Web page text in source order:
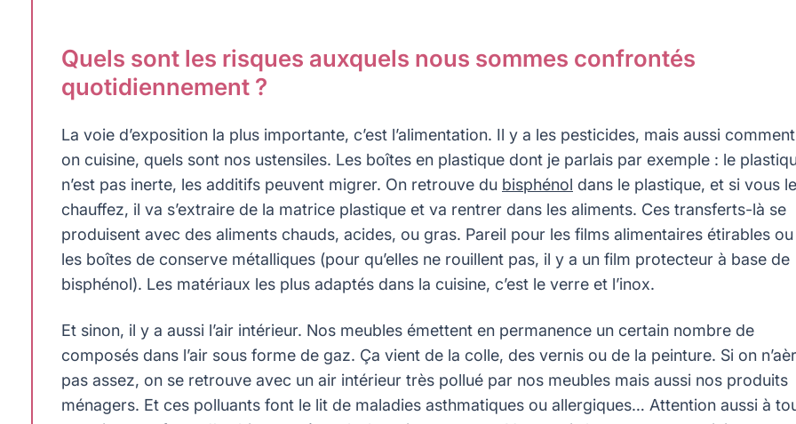
Quels sont les risques auxquels nous sommes confrontés
quotidiennement ?
La voie d’exposition la plus importante, c’est l’alimentation. Il y a les pesticides, mais aussi comment
on cuisine, quels sont nos ustensiles. Les boîtes en plastique dont je parlais par exemple : le
n’est pas inerte, les additifs peuvent migrer. On retrouve du bisphénol dans le plastique, et si vous le
chauffez, il va s’extraire de la matrice plastique et va rentrer dans les aliments. Ces transferts-là se
produisent avec des aliments chauds, acides, ou gras. Pareil pour les films alimentaires étirables ou
les boîtes de conserve métalliques (pour qu’elles ne rouillent pas, il y a un film protecteur à base de
bisphénol). Les matériaux les plus adaptés dans la cuisine, c’est le verre et l’inox.
Et sinon, il y a aussi l’air intérieur. Nos meubles émettent en permanence un certain nombre de
composés dans l’air sous forme de gaz. Ça vient de la colle, des vernis ou de la peinture. Si on
pas assez, on se retrouve avec un air intérieur très pollué par nos meubles mais aussi nos produits
ménagers. Et ces polluants font le lit de maladies asthmatiques ou allergiques… Attention aussi à